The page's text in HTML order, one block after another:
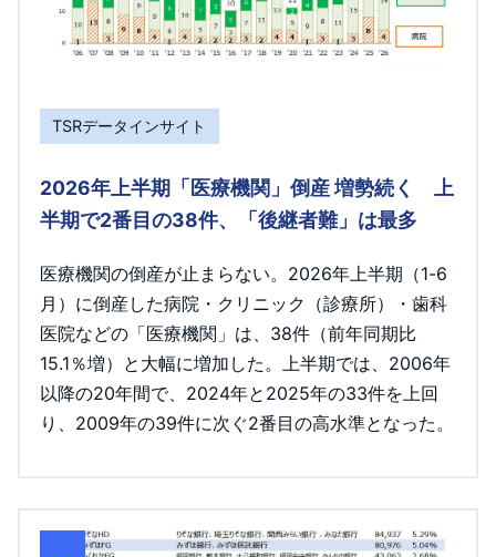
TSRデータインサイト
2026年上半期「医療機関」倒産 増勢続く 上
半期で2番目の38件、「後継者難」は最多
医療機関の倒産が止まらない。2026年上半期（1-6
月）に倒産した病院・クリニック（診療所）・歯科
医院などの「医療機関」は、38件（前年同期比
15.1％増）と大幅に増加した。上半期では、2006年
以降の20年間で、2024年と2025年の33件を上回
り、2009年の39件に次ぐ2番目の高水準となった。